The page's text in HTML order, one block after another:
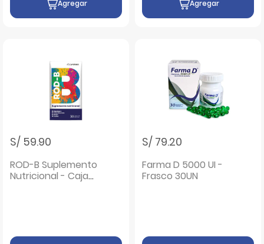
Agregar Agregar
S/ 59.90
ROD-B Suplemento
Nutricional - Caja
S/ 79.20
Farma D 5000 UI -
Frasco 30UN